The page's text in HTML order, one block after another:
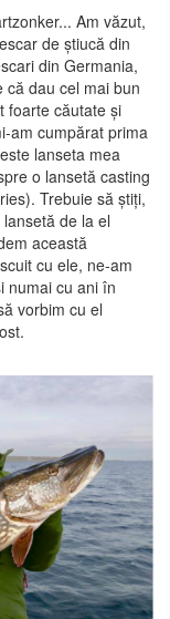
Am văzut,
de știucă din
din Germania,
că dau cel mai bun
foarte căutate și
am cumpărat prima
lanseta mea
o lansetă casting
Trebuie să știți,
de la el
această
cu ele, ne-am
numai cu ani în
vorbim cu el